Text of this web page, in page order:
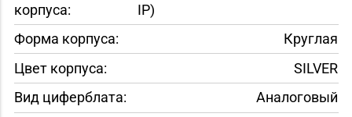
корпуса:
IP)
Форма корпуса:
Круглая
Цвет корпуса:
SILVER
Вид циферблата:
Аналоговый